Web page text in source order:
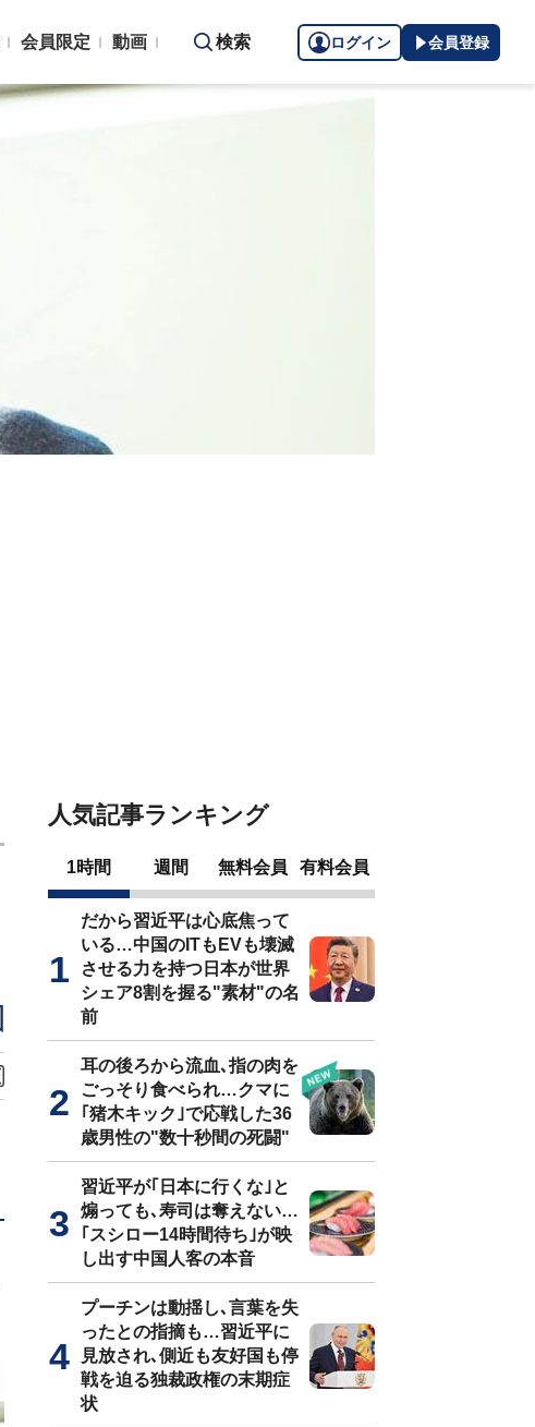
会員限定 動画 検索 ログイン 会員登録
人気記事ランキング
1時間 週間 無料会員 有料会員
だから習近平は心底焦って
いる…中国のITもEVも壊滅
させる力を持つ日本が世界
シェア8割を握る"素材"の名
前
耳の後ろから流血､指の肉を
ごっそり食べられ…クマに
｢猪木キック｣で応戦した36
歳男性の"数十秒間の死闘"
習近平が｢日本に行くな｣と
煽っても､寿司は奪えない…
｢スシロー14時間待ち｣が映
し出す中国人客の本音
プーチンは動揺し､言葉を失
ったとの指摘も…習近平に
見放され､側近も友好国も停
戦を迫る独裁政権の末期症
状